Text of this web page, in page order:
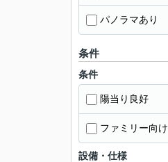
パノラマあり
条件
条件
陽当り良好
ファミリー向け
設備・仕様